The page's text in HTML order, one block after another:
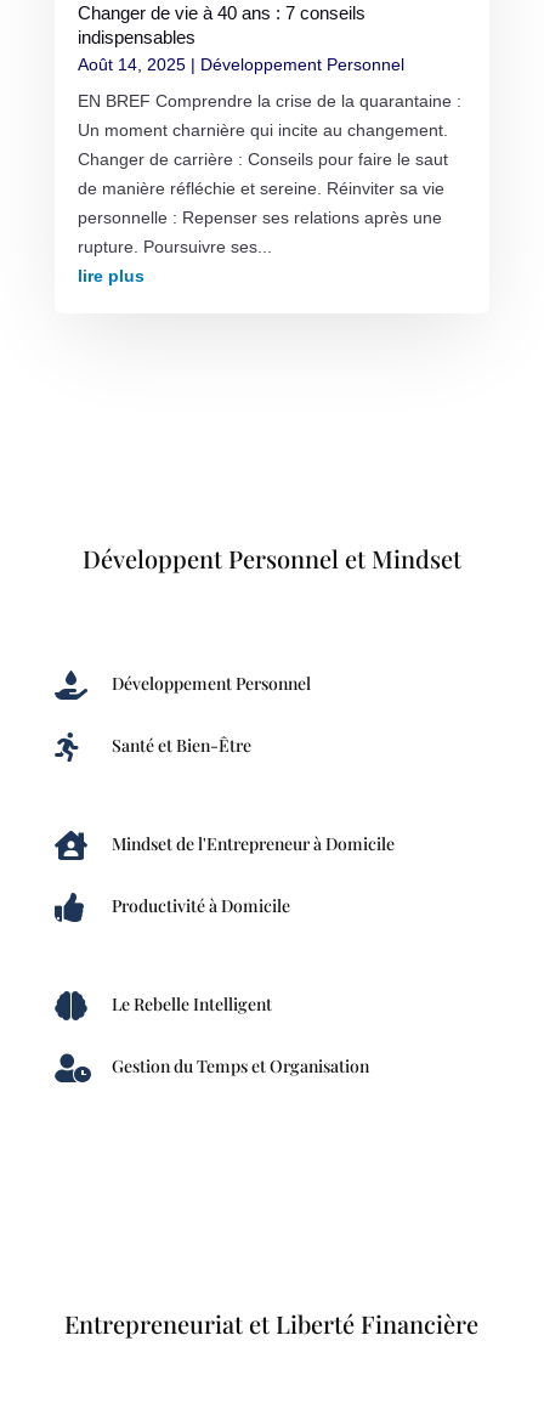
Changer de vie à 40 ans : 7 conseils
indispensables
Août 14, 2025| Développement Personnel
EN BREF Comprendre la crise de la quarantaine :
Un moment charnière qui incite au changement.
Changer de carrière : Conseils pour faire le saut
de manière réfléchie et sereine. Réinviter sa vie
personnelle : Repenser ses relations après une
rupture. Poursuivre ses...
lire plus
Développent Personnel et Mindset
 Développement Personnel
 Santé et Bien-Être
 Mindset de l'Entrepreneur à Domicile
 Productivité à Domicile
 Le Rebelle Intelligent
 Gestion du Temps et Organisation
Entrepreneuriat et Liberté Financière